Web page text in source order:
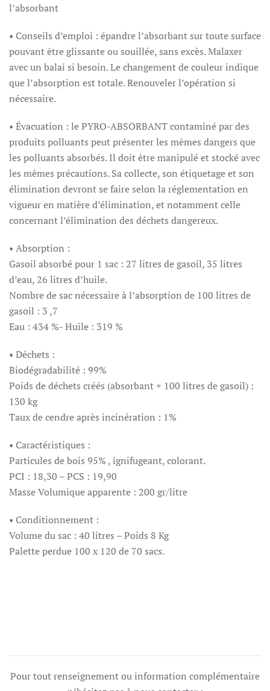
l’absorbant
• Conseils d’emploi : épandre l’absorbant sur toute surface
pouvant être glissante ou souillée, sans excès. Malaxer
avec un balai si besoin. Le changement de couleur indique
que l’absorption est totale. Renouveler l’opération si
nécessaire.
• Évacuation : le PYRO-ABSORBANT contaminé par des
produits polluants peut présenter les mêmes dangers que
les polluants absorbés. Il doit être manipulé et stocké avec
les mêmes précautions. Sa collecte, son étiquetage et son
élimination devront se faire selon la réglementation en
vigueur en matière d’élimination, et notamment celle
concernant l’élimination des déchets dangereux.
• Absorption :
Gasoil absorbé pour 1 sac : 27 litres de gasoil, 35 litres
d’eau, 26 litres d’huile.
Nombre de sac nécessaire à l’absorption de 100 litres de
gasoil : 3 ,7
Eau : 434 %- Huile : 319 %
• Déchets :
Biodégradabilité : 99%
Poids de déchets créés (absorbant + 100 litres de gasoil) :
130 kg
Taux de cendre après incinération : 1%
• Caractéristiques :
Particules de bois 95% , ignifugeant, colorant.
PCI : 18,30 – PCS : 19,90
Masse Volumique apparente : 200 gr/litre
• Conditionnement :
Volume du sac : 40 litres – Poids 8 Kg
Palette perdue 100 x 120 de 70 sacs.
Pour tout renseignement ou information complémentaire